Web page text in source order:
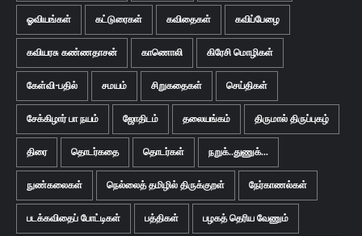
ஓவியங்கள் கட்டுரைகள் கவிதைகள் கவிப்பேழை
கவியரசு கண்ணதாசன் காணொலி கிரேசி மொழிகள்
கேள்வி-பதில் சமயம் சிறுகதைகள் செய்திகள்
சேக்கிழார் பா நயம் ஜோதிடம் தலையங்கம் திருமால் திருப்புகழ்
திரை தொடர்கதை தொடர்கள் நறுக்..துணுக்...
நுண்கலைகள் நெல்லைத் தமிழில் திருக்குறள் நேர்காணல்கள்
படக்கவிதைப் போட்டிகள் பத்திகள் பழகத் தெரிய வேணும்